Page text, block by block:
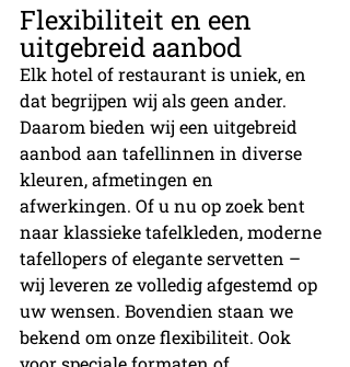
Flexibiliteit en een
uitgebreid aanbod
Elk hotel of restaurant is uniek, en
dat begrijpen wij als geen ander.
Daarom bieden wij een uitgebreid
aanbod aan tafellinnen in diverse
kleuren, afmetingen en
afwerkingen. Of u nu op zoek bent
naar klassieke tafelkleden, moderne
tafellopers of elegante servetten –
wij leveren ze volledig afgestemd op
uw wensen. Bovendien staan we
bekend om onze flexibiliteit. Ook